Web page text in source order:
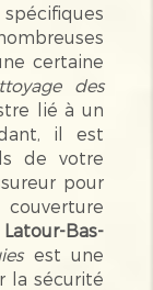
certaine
des
lié à un
il est
de votre
pour
Latour-Bas-
est une
la sécurité